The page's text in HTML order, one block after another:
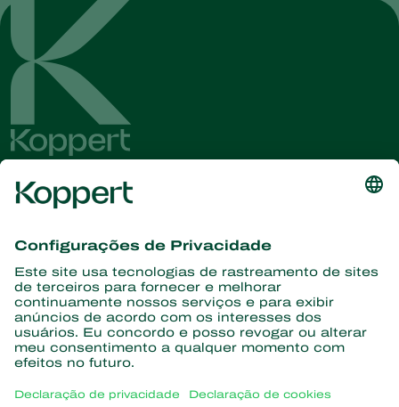
informações
Assine aqui
Parceiros com a natureza
Sobre a Koppert